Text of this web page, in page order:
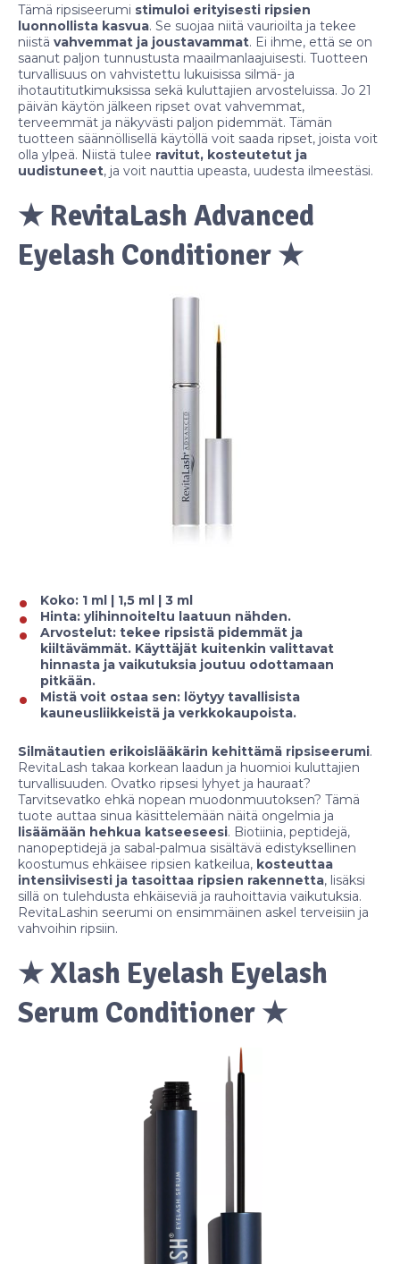
Tämä ripsiseerumi stimuloi erityisesti ripsien
luonnollista kasvua. Se suojaa niitä vaurioilta ja tekee
niistä vahvemmat ja joustavammat. Ei ihme, että se on
saanut paljon tunnustusta maailmanlaajuisesti. Tuotteen
turvallisuus on vahvistettu lukuisissa silmä- ja
ihotautitutkimuksissa sekä kuluttajien arvosteluissa. Jo 21
päivän käytön jälkeen ripset ovat vahvemmat,
terveemmät ja näkyvästi paljon pidemmät. Tämän
tuotteen säännöllisellä käytöllä voit saada ripset, joista voit
olla ylpeä. Niistä tulee ravitut, kosteutetut ja
uudistuneet, ja voit nauttia upeasta, uudesta ilmeestäsi.
★ RevitaLash Advanced
Eyelash Conditioner ★
Koko: 1 ml | 1,5 ml | 3 ml
Hinta: ylihinnoiteltu laatuun nähden.
Arvostelut: tekee ripsistä pidemmät ja
kiiltävämmät. Käyttäjät kuitenkin valittavat
hinnasta ja vaikutuksia joutuu odottamaan
pitkään.
Mistä voit ostaa sen: löytyy tavallisista
kauneusliikkeistä ja verkkokaupoista.
Silmätautien erikoislääkärin kehittämä ripsiseerumi.
RevitaLash takaa korkean laadun ja huomioi kuluttajien
turvallisuuden. Ovatko ripsesi lyhyet ja hauraat?
Tarvitsevatko ehkä nopean muodonmuutoksen? Tämä
tuote auttaa sinua käsittelemään näitä ongelmia ja
lisäämään hehkua katseeseesi. Biotiinia, peptidejä,
nanopeptidejä ja sabal-palmua sisältävä edistyksellinen
koostumus ehkäisee ripsien katkeilua, kosteuttaa
intensiivisesti ja tasoittaa ripsien rakennetta, lisäksi
sillä on tulehdusta ehkäiseviä ja rauhoittavia vaikutuksia.
RevitaLashin seerumi on ensimmäinen askel terveisiin ja
vahvoihin ripsiin.
★ Xlash Eyelash Eyelash
Serum Conditioner ★